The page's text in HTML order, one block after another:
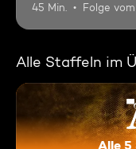
45 Min. Folge
Alle Staffeln im
Alle 5